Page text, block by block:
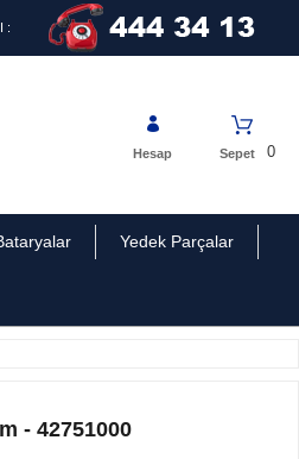
:
0
Sepet
Hesap
Yedek Parçalar
- 42751000